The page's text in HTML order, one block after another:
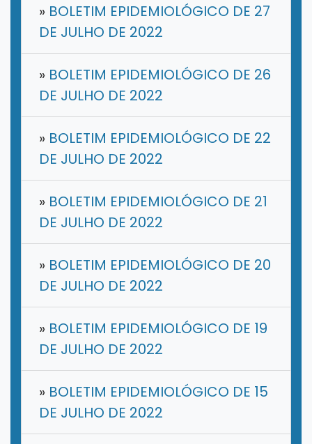
» BOLETIM EPIDEMIOLÓGICO DE 27
DE JULHO DE 2022
» BOLETIM EPIDEMIOLÓGICO DE 26
DE JULHO DE 2022
» BOLETIM EPIDEMIOLÓGICO DE 22
DE JULHO DE 2022
» BOLETIM EPIDEMIOLÓGICO DE 21
DE JULHO DE 2022
» BOLETIM EPIDEMIOLÓGICO DE 20
DE JULHO DE 2022
» BOLETIM EPIDEMIOLÓGICO DE 19
DE JULHO DE 2022
» BOLETIM EPIDEMIOLÓGICO DE 15
DE JULHO DE 2022